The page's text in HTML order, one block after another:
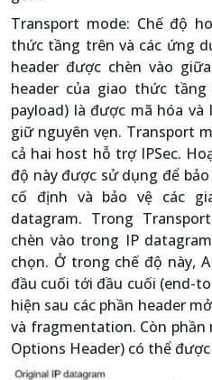
Transport mode: Chế độ
thức tầng trên và các ứng
header được chèn vào
header của giao thức
payload) là được mã hóa
giữ nguyên vẹn. Transport
cả hai host hỗ trợ IPSec.
độ này được sử dụng để
cố định và bảo vệ các
datagram. Trong
chèn vào trong IP
chọn. Ở trong chế độ này,
đầu cuối tới đầu cuối (end-
hiện sau các phần header
và fragmentation. Còn
Options Header) có thể